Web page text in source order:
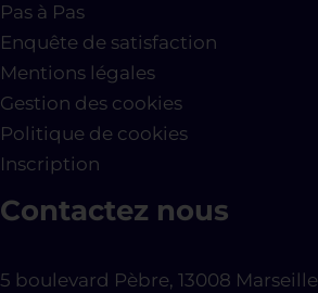
Pas à Pas
Enquête de satisfaction
Mentions légales
Gestion des cookies
Politique de cookies
Inscription
Contactez nous
5 boulevard Pèbre, 13008 Marseille